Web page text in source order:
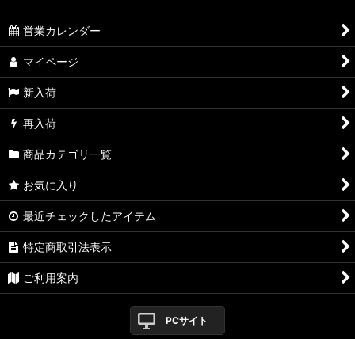
営業カレンダー
マイページ
新入荷
再入荷
商品カテゴリ一覧
お気に入り
最近チェックしたアイテム
特定商取引法表示
ご利用案内
PCサイト